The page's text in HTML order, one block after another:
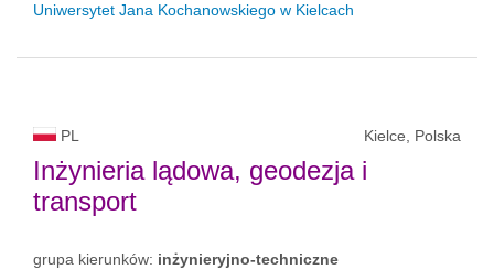
Uniwersytet Jana Kochanowskiego w Kielcach
PL Kielce, Polska
Inżynieria lądowa, geodezja i
transport
grupa kierunków: inżynieryjno-techniczne